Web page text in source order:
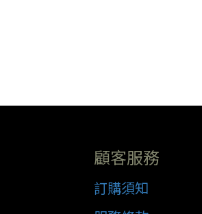
顧客服務
訂購須知